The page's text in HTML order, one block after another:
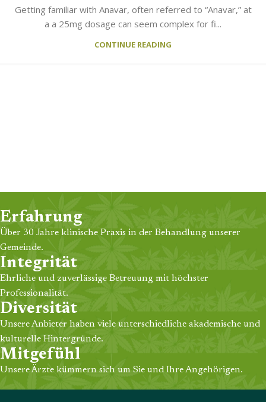
Getting familiar with Anavar, often referred to “Anavar,” at
a a 25mg dosage can seem complex for fi...
CONTINUE READING
Erfahrung
Über 30 Jahre klinische Praxis in der Behandlung unserer
Gemeinde.
Integrität
Ehrliche und zuverlässige Betreuung mit höchster
Professionalität.
Diversität
Unsere Anbieter haben viele unterschiedliche akademische und
kulturelle Hintergründe.
Mitgefühl
Unsere Ärzte kümmern sich um Sie und Ihre Angehörigen.